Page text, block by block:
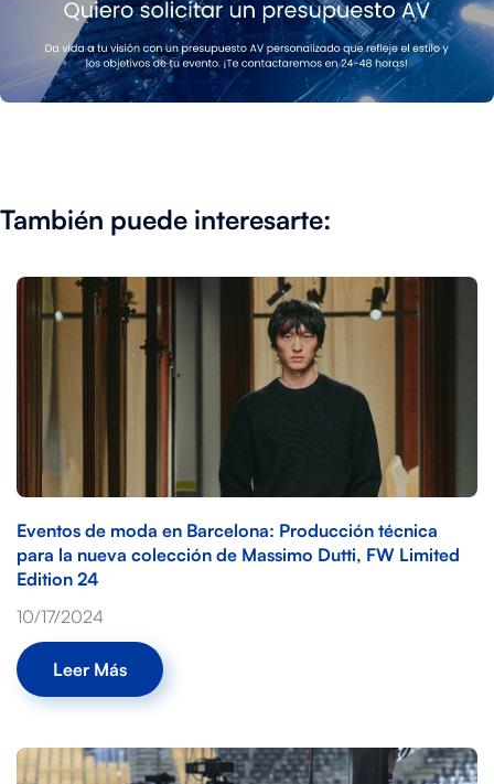
También puede interesarte:
Eventos de moda en Barcelona: Producción técnica
para la nueva colección de Massimo Dutti, FW Limited
Edition 24
10/17/2024
Leer Más